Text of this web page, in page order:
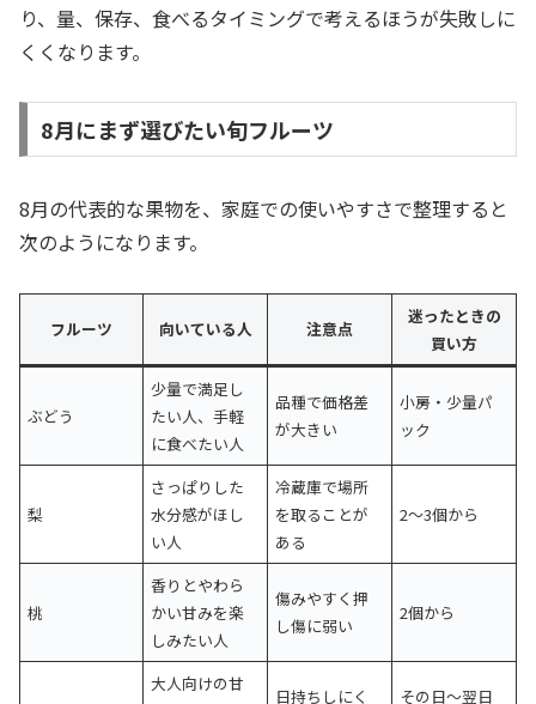
り、量、保存、食べるタイミングで考えるほうが失敗しに
くくなります。
8月にまず選びたい旬フルーツ
8月の代表的な果物を、家庭での使いやすさで整理すると
次のようになります。
フルーツ 向いている人 注意点
迷ったときの
買い方
ぶどう
少量で満足し
たい人、手軽
に食べたい人
品種で価格差
が大きい
小房・少量パ
ック
梨
さっぱりした
水分感がほし
い人
冷蔵庫で場所
を取ることが
ある
2〜3個から
桃
香りとやわら
かい甘みを楽
しみたい人
傷みやすく押
し傷に弱い
2個から
大人向けの甘
日持ちしにく その日〜翌日